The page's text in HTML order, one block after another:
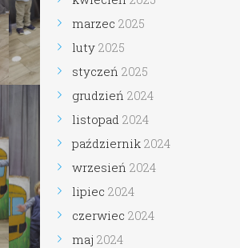
marzec 2025
luty 2025
styczeń 2025
grudzień 2024
listopad 2024
październik 2024
wrzesień 2024
lipiec 2024
czerwiec 2024
maj 2024